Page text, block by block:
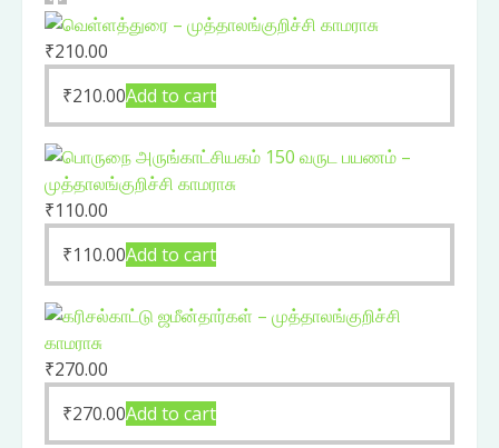
₹210.00
₹210.00Add to cart
₹110.00
₹110.00Add to cart
₹270.00
₹270.00Add to cart